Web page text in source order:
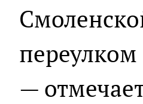
—